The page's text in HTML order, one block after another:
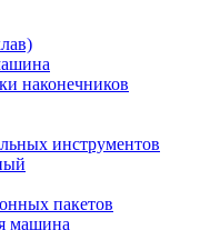
наконечников
инструментов
пакетов
машина